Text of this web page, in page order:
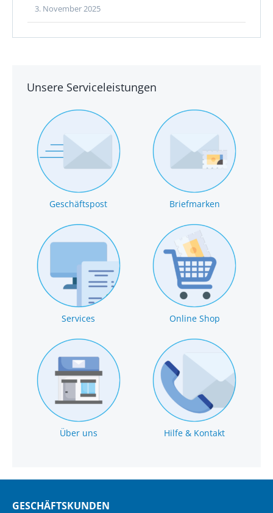
3. November 2025
Unsere Serviceleistungen
Geschäftspost Briefmarken
Services Online Shop
Über uns Hilfe & Kontakt
GESCHÄFTSKUNDEN